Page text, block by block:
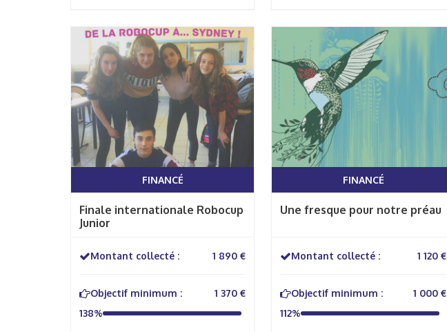
FINANCÉ
Finale internationale Robocup
Junior
Montant collecté : 1 890 €
Objectif minimum :
1 370 €
138%
FINANCÉ
Une fresque pour notre préau
Montant collecté : 1 120 €
Objectif minimum :
1 000 €
112%